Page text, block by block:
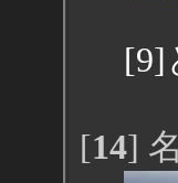
[9]
[14]